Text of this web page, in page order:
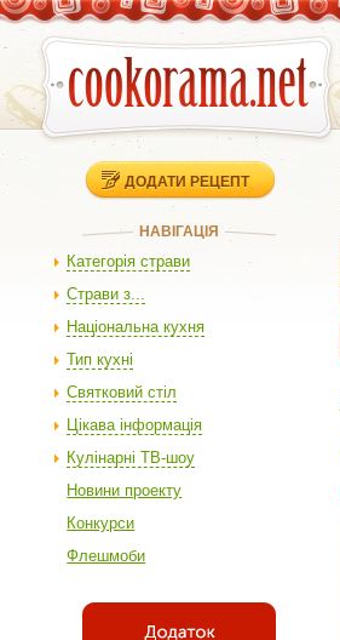
ДОДАТИ РЕЦЕПТ
НАВІГАЦІЯ
Категорія страви
Страви з...
Національна кухня
Тип кухні
Святковий стіл
Цікава інформація
Кулінарні ТВ-шоу
Новини проекту
Конкурси
Флешмоби